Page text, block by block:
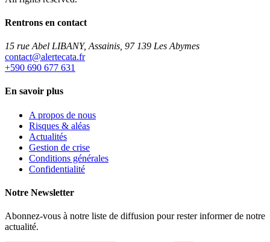
Rentrons en contact
15 rue Abel LIBANY, Assainis, 97 139 Les Abymes
rf.atacetrela@tcatnoc
+590 690 677 631
En savoir plus
A propos de nous
Risques & aléas
Actualités
Gestion de crise
Conditions générales
Confidentialité
Notre Newsletter
Abonnez-vous à notre liste de diffusion pour rester informer de notre
actualité.